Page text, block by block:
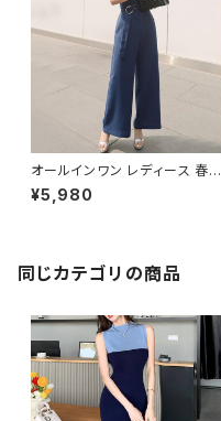
オールインワン レディース 春夏
秋冬 春 夏 秋 冬 パンツドレス
パンツ ノースリーブ オールイン
呼ばれ ネイビー オレンジ ブラ
ック 10代 20代 30代 40代 C-
¥5,980
同じカテゴリの商品